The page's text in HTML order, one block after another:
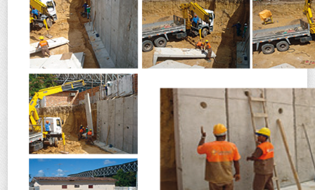
Lajotas
Pisos Intertravados
Pisograma "S"
Meio Fio
Simuladores
Localização
Contato